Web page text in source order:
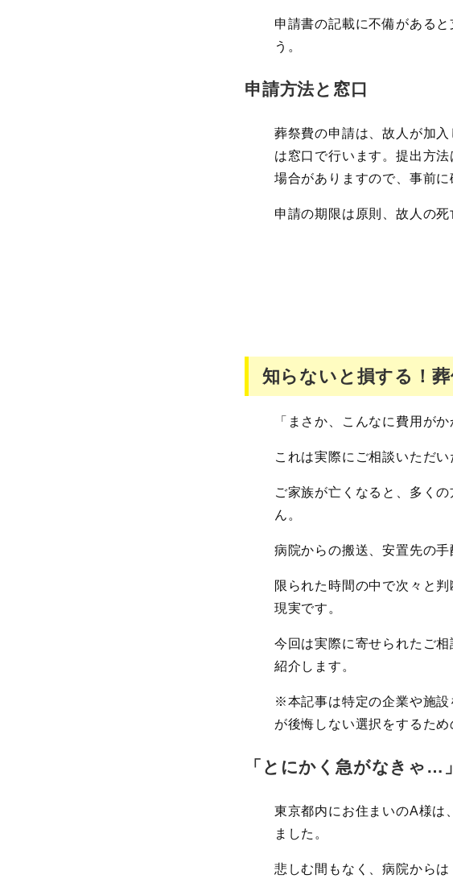
申請書の記載に不備がある
う。
申請方法と窓口
葬祭費の申請は、故人が加
は窓口で行います。提出方
場合がありますので、事前に
申請の期限は原則、故人の死
知らないと損する！
「まさか、こんなに費用が
これは実際にご相談いただい
ご家族が亡くなると、多く
ん。
病院からの搬送、安置先の
限られた時間の中で次々と
現実です。
今回は実際に寄せられたご
紹介します。
※本記事は特定の企業や施
が後悔しない選択をするた
「とにかく急がなきゃ…」
東京都内にお住まいのA様は
ました。
悲しむ間もなく、病院からは